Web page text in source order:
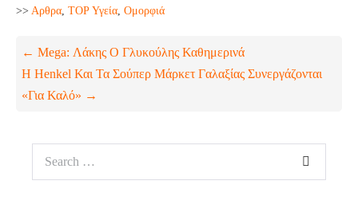
>> Aρθρα TOP Υγεία Ομορφιά
← Mega: Λάκης Ο Γλυκούλης Καθημερινά
Η Henkel Και Τα Σούπερ Μάρκετ Γαλαξίας Συνεργάζονται
«Για Καλό» →